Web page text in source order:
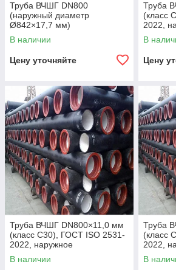
Труба ВЧШГ DN800
(наружный диаметр
Ø842×17,7 мм)
В наличии
Цену уточняйте
Труба
(класс
2022,
В
Цену
Труба ВЧШГ DN800×11,0 мм
(класс C30), ГОСТ ISO 2531-
2022, наружное
полиуретановое покрытие,
внутреннее цементно-
В наличии
Труба
(класс
2022,
В